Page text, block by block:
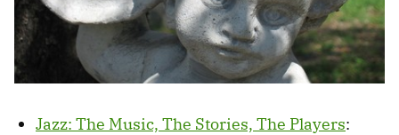
Jazz: The Music, The Stories, The Players: